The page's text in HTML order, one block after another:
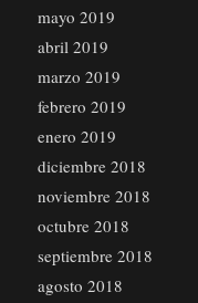
mayo 2019
abril 2019
marzo 2019
febrero 2019
enero 2019
diciembre 2018
noviembre 2018
octubre 2018
septiembre 2018
agosto 2018